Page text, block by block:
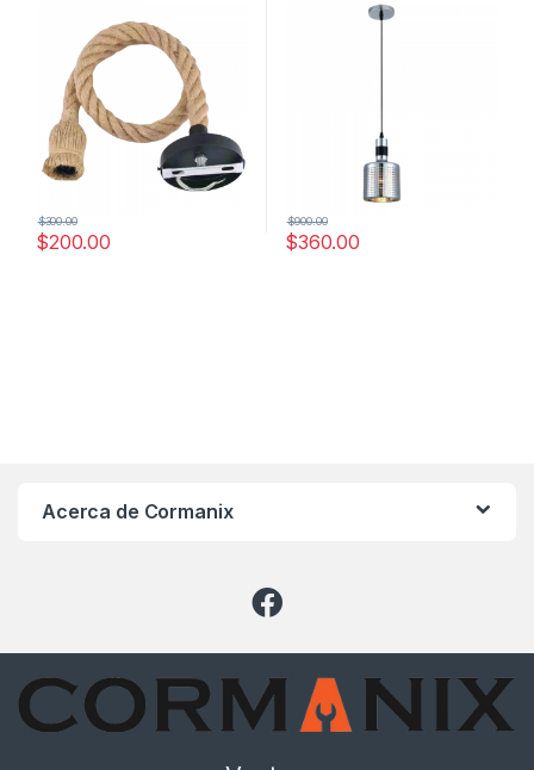
$200.00
$300.00
$360.00
$900.00
Acerca de Cormanix